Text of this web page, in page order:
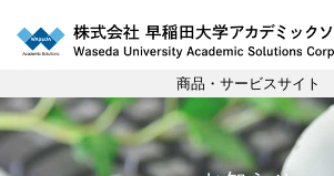
商品・サービスサイト